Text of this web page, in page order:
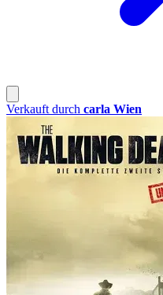
Verkauft durch carla Wien